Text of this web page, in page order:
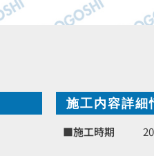
施工内容詳細
■施工時期